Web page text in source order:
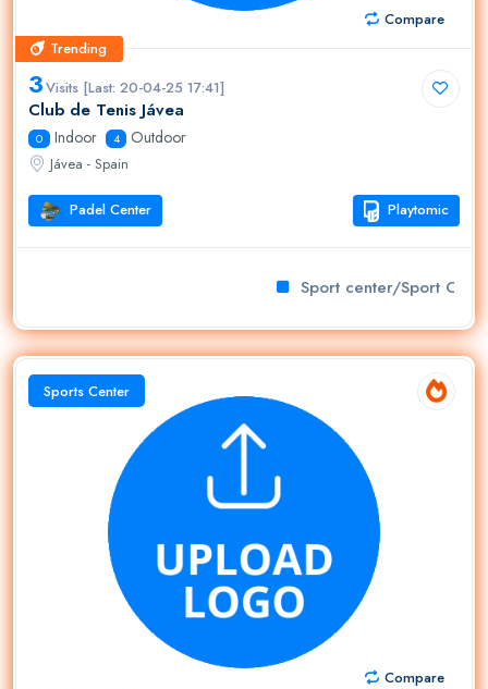
Compare
Trending
Trending
3Visits [Last: 20-04-25 17:41]
Club de Tenis Jávea
0 Indoor 4 Outdoor
Jávea - Spain
Padel Center Playtomic
Sport center/Sport Club
Sports Center
Compare